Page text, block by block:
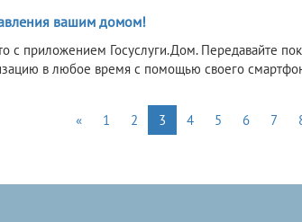
вашим домом!
с приложением Госуслуги.Дом. Передавайте
в любое время с помощью своего
« 1 2 3 4 5 6 7